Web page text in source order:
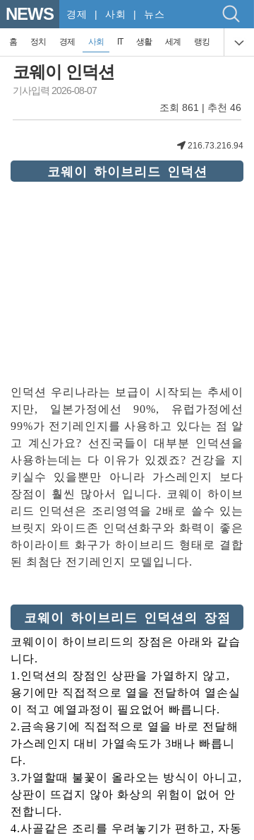
NEWS 경제 | 사회 | 뉴스
홈 정치 경제 사회 IT 생활 세계 랭킹
코웨이 인덕션
기사입력 2026-08-07
조회 861 | 추천 46
216.73.216.94
코웨이 하이브리드 인덕션
인덕션 우리나라는 보급이 시작되는 추세이
지만, 일본가정에선 90%, 유럽가정에선
99%가 전기레인지를 사용하고 있다는 점 알
고 계신가요? 선진국들이 대부분 인덕션을
사용하는데는 다 이유가 있겠죠? 건강을 지
키실수 있을뿐만 아니라 가스레인지 보다
장점이 훨씬 많아서 입니다. 코웨이 하이브
리드 인덕션은 조리영역을 2배로 쓸수 있는
브릿지 와이드존 인덕션화구와 화력이 좋은
하이라이트 화구가 하이브리드 형태로 결합
된 최첨단 전기레인지 모델입니다.
코웨이 하이브리드 인덕션의 장점
코웨이이 하이브리드의 장점은 아래와 같습
니다.
1.인덕션의 장점인 상판을 가열하지 않고,
용기에만 직접적으로 열을 전달하여 열손실
이 적고 예열과정이 필요없어 빠릅니다.
2.금속용기에 직접적으로 열을 바로 전달해
가스레인지 대비 가열속도가 3배나 빠릅니
다.
3.가열할때 불꽃이 올라오는 방식이 아니고,
상판이 뜨겁지 않아 화상의 위험이 없어 안
전합니다.
4.사골같은 조리를 우려놓기가 편하고, 자동